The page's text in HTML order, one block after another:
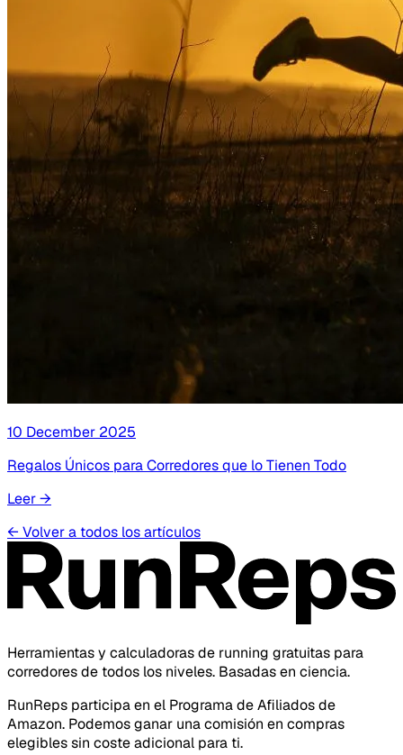
10 December 2025
Regalos Únicos para Corredores que lo Tienen Todo
Leer→
← Volver a todos los artículos
Herramientas y calculadoras de running gratuitas para
corredores de todos los niveles. Basadas en ciencia.
RunReps participa en el Programa de Afiliados de
Amazon. Podemos ganar una comisión en compras
elegibles sin coste adicional para ti.